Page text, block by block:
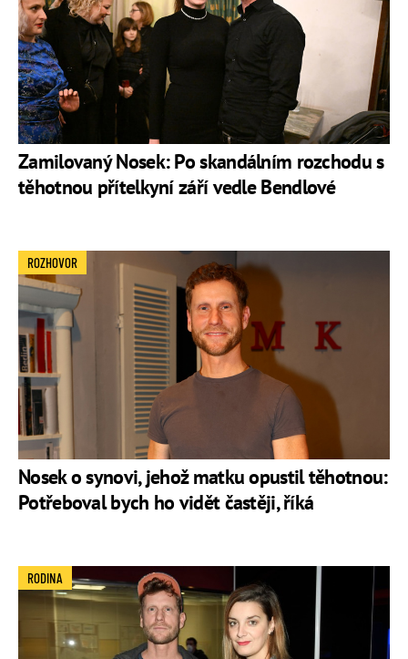
Zamilovaný Nosek: Po skandálním rozchodu s
těhotnou přítelkyní září vedle Bendlové
Nosek o synovi, jehož matku opustil těhotnou:
Potřeboval bych ho vidět častěji, říká
ROZHOVOR
RODINA